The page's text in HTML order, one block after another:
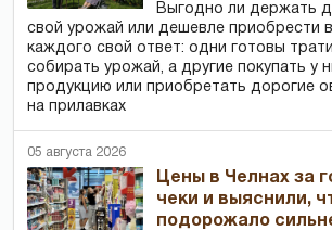
Выгодно ли держать
свой урожай или дешевле приобрести
каждого свой ответ: одни готовы
собирать урожай, а другие покупать у
продукцию или приобретать дорогие
на прилавках
05 августа 2026
Цены в Челнах за
чеки и выяснили,
подорожало